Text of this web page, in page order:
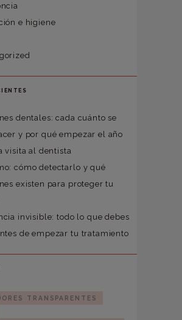
e higiene
dentales: cada cuánto se
y por qué empezar el año
visita al dentista
cómo detectarlo y qué
existen para proteger tu
invisible: todo lo que debes
de empezar tu tratamiento
TRANSPARENTES